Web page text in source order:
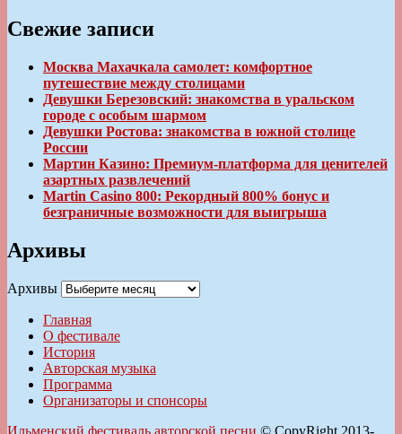
Свежие записи
Москва Махачкала самолет: комфортное
путешествие между столицами
Девушки Березовский: знакомства в уральском
городе с особым шармом
Девушки Ростова: знакомства в южной столице
России
Мартин Казино: Премиум-платформа для ценителей
азартных развлечений
Martin Casino 800: Рекордный 800% бонус и
безграничные возможности для выигрыша
Архивы
Архивы
Главная
О фестивале
История
Авторская музыка
Программа
Организаторы и спонсоры
Ильменский фестиваль авторской песни © CopyRight 2013-